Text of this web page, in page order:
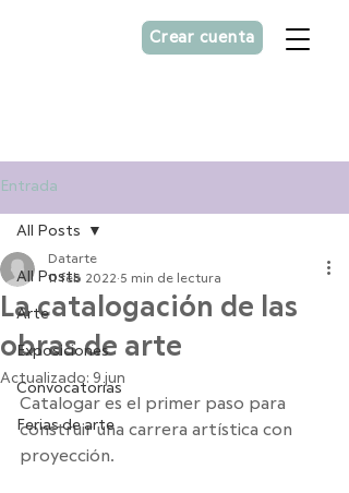
Crear cuenta
Entrada
All Posts
Arte
Exposiciones
Convocatorias
Ferias de arte
All Posts
La catalogación de las
obras de arte
Datarte
11 feb 2022 5 min de lectura
Actualizado: 9 jun
Catalogar es el primer paso para
construir una carrera artística con
proyección.